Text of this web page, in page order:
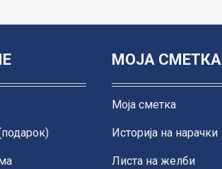
МОЈА СМЕТКА
Моја сметка
Историја на нарачки
Листа на желби